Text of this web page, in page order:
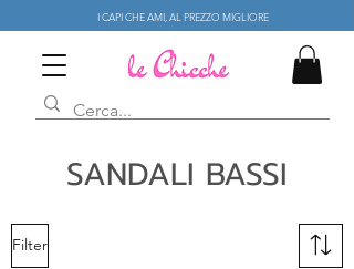
I CAPI CHE AMI, AL PREZZO MIGLIORE
SANDALI BASSI
Filter